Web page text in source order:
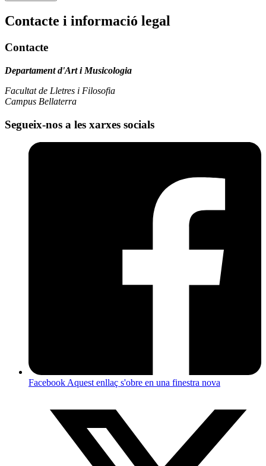
Contacte i informació legal
Contacte
Departament d'Art i Musicologia
Facultat de Lletres i Filosofia
Campus Bellaterra
Segueix-nos a les xarxes socials
Facebook Aquest enllaç s'obre en una finestra nova